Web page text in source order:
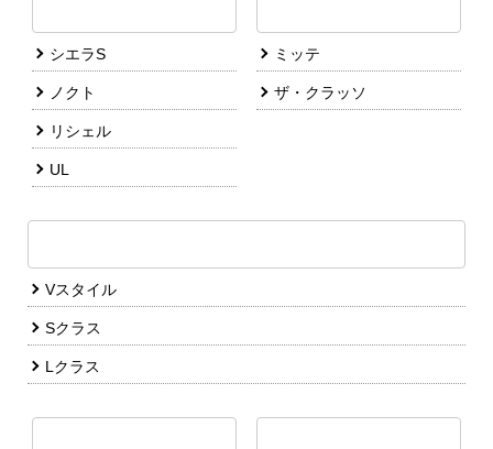
シエラS
ノクト
リシェル
UL
ミッテ
ザ・クラッソ
Vスタイル
Sクラス
Lクラス